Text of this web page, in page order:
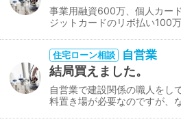
事業用融資600万、個人カー
ジットカードのリボ払い100
住宅ローン相談 自営業
結局買えました。
自営業で建設関係の職人をし
料置き場が必要なのですが、